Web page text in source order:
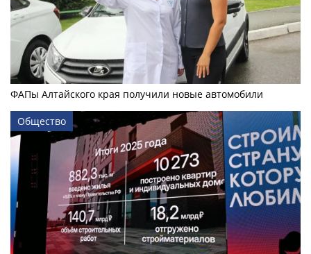
ФАПы Алтайского края получили новые автомобили
Общество